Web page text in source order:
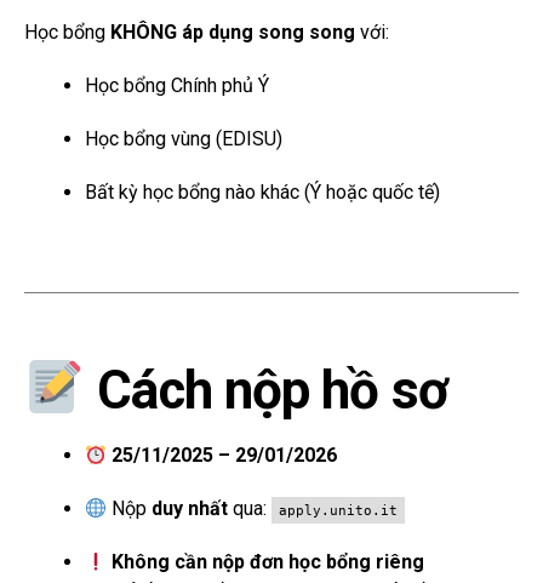
Học bổng KHÔNG áp dụng song song với:
Học bổng Chính phủ Ý
Học bổng vùng (EDISU)
Bất kỳ học bổng nào khác (Ý hoặc quốc tế)
Cách nộp hồ sơ
25/11/2025 – 29/01/2026
Nộp duy nhất qua: apply.unito.it
Không cần nộp đơn học bổng riêng